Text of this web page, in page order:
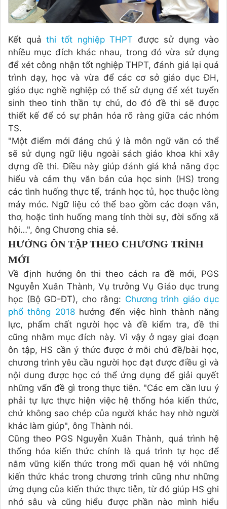
Kết quảthi tốt nghiệp THPT được sử dụng vào
nhiều mục đích khác nhau, trong đó vừa sử dụng
để xét công nhận tốt nghiệp THPT, đánh giá lại quá
trình dạy, học và vừa để các cơ sở giáo dục ĐH,
giáo dục nghề nghiệp có thể sử dụng để xét tuyển
sinh theo tinh thần tự chủ, do đó đề thi sẽ được
thiết kế để có sự phân hóa rõ ràng giữa các nhóm
TS.
"Một điểm mới đáng chú ý là môn ngữ văn có thể
sẽ sử dụng ngữ liệu ngoài sách giáo khoa khi xây
dựng đề thi. Điều này giúp đánh giá khả năng đọc
hiểu và cảm thụ văn bản của học sinh (HS) trong
các tình huống thực tế, tránh học tủ, học thuộc lòng
máy móc. Ngữ liệu có thể bao gồm các đoạn văn,
thơ, hoặc tình huống mang tính thời sự, đời sống xã
hội…", ông Chương chia sẻ.
HƯỚNG ÔN TẬP THEO CHƯƠNG TRÌNH
MỚI
Về định hướng ôn thi theo cách ra đề mới, PGS
Nguyễn Xuân Thành, Vụ trưởng Vụ Giáo dục trung
học (Bộ GD-ĐT), cho rằng: Chương trình giáo dục
phổ thông 2018hướng đến việc hình thành năng
lực, phẩm chất người học và đề kiểm tra, đề thi
cũng nhằm mục đích này. Vì vậy ở ngay giai đoạn
ôn tập, HS cần ý thức được ở mỗi chủ đề/bài học,
chương trình yêu cầu người học đạt được điều gì và
nội dung được học có thể ứng dụng để giải quyết
những vấn đề gì trong thực tiễn. "Các em cần lưu ý
phải tự lực thực hiện việc hệ thống hóa kiến thức,
chứ không sao chép của người khác hay nhờ người
khác làm giúp", ông Thành nói.
Cũng theo PGS Nguyễn Xuân Thành, quá trình hệ
thống hóa kiến thức chính là quá trình tự học để
nắm vững kiến thức trong mối quan hệ với những
kiến thức khác trong chương trình cũng như những
ứng dụng của kiến thức thực tiễn, từ đó giúp HS ghi
nhớ sâu và cũng hiểu được phần nào mình hiểu